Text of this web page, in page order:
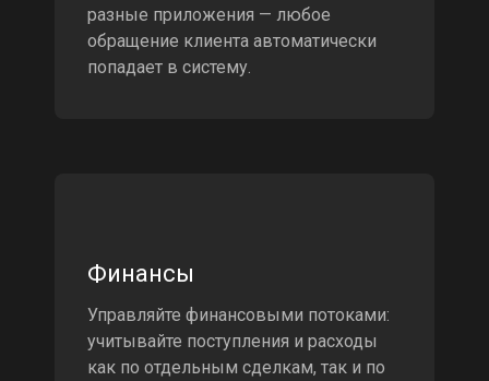
разные приложения — любое
обращение клиента автоматически
попадает в систему.
Финансы
Управляйте финансовыми потоками:
учитывайте поступления и расходы
как по отдельным сделкам, так и по